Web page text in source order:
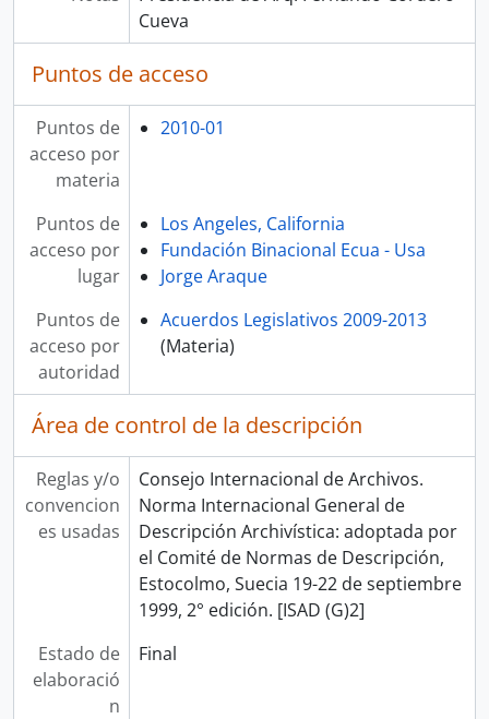
Cueva
Puntos de acceso
Puntos de
acceso por
materia
2010-01
Puntos de
acceso por
lugar
Los Angeles, California
Fundación Binacional Ecua - Usa
Jorge Araque
Puntos de
acceso por
autoridad
Acuerdos Legislativos 2009-2013
(Materia)
Área de control de la descripción
Reglas y/o
convencion
es usadas
Consejo Internacional de Archivos.
Norma Internacional General de
Descripción Archivística: adoptada por
el Comité de Normas de Descripción,
Estocolmo, Suecia 19-22 de septiembre
1999, 2° edición. [ISAD (G)2]
Estado de
elaboració
n
Final